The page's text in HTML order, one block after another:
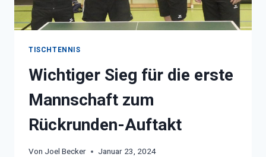
TISCHTENNIS
Wichtiger Sieg für die erste
Mannschaft zum
Rückrunden-Auftakt
Von Joel Becker Januar 23, 2024